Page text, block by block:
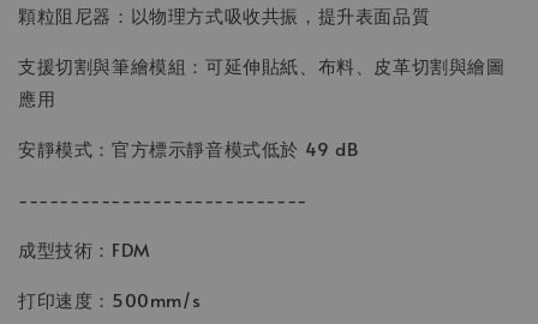
顆粒阻尼器：以物理方式吸收共振，提升表面品質
支援切割與筆繪模組：可延伸貼紙、布料、皮革切割與繪圖
應用
安靜模式：官方標示靜音模式低於 49 dB
----------------------------
成型技術：FDM
打印速度：500mm/s